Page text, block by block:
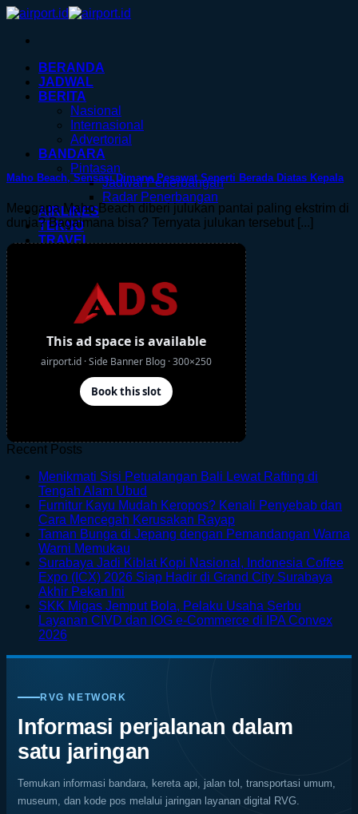
Skip
content
BERANDA
JADWAL
BERITA
Nasional
Internasional
Advertorial
BANDARA
Pintasan
Jadwal Penerbangan
Radar Penerbangan
AIRLINES
TEKNO
TRAVEL
KERETA.ID
Maho Beach, Sensasi Dimana Pesawat Seperti Berada Diatas Kepala
Mengapa Maho Beach diberi julukan pantai paling ekstrim di
dunia? Bagaimana bisa? Ternyata julukan tersebut [...]
Recent Posts
Menikmati Sisi Petualangan Bali Lewat Rafting di
Tengah Alam Ubud
Comments
on
Menikmati
Petualangan
Bali
Rafting
di
Ubud
Furnitur Kayu Mudah Keropos? Kenali Penyebab dan
Cara Mencegah Kerusakan RayapNo
Comments
Furnitur
Kayu
Keropos?
Kenali
Cara
Taman Bunga di Jepang dengan Pemandangan Warna
Warni Memukau
Comments
on
Bunga
di
Pemandangan
Surabaya Jadi Kiblat Kopi Nasional, Indonesia Coffee
Expo (ICX) 2026 Siap Hadir di Grand City Surabaya
Akhir Pekan Ini
Comments
on
Kiblat
Nasional,
Indonesia
Coffee
Expo
(ICX)
2026
Siap
Hadir
di
SKK Migas Jemput Bola, Pelaku Usaha Serbu
Layanan CIVD dan IOG e-Commerce di IPA Convex
2026No
on
Migas
Jemput
Bola,
Pelaku
Usaha
Serbu
Layanan
CIVD
dan
RVG NETWORK
Informasi perjalanan dalam
satu jaringan
Temukan informasi bandara, kereta api, jalan tol, transportasi umum,
museum, dan kode pos melalui jaringan layanan digital RVG.